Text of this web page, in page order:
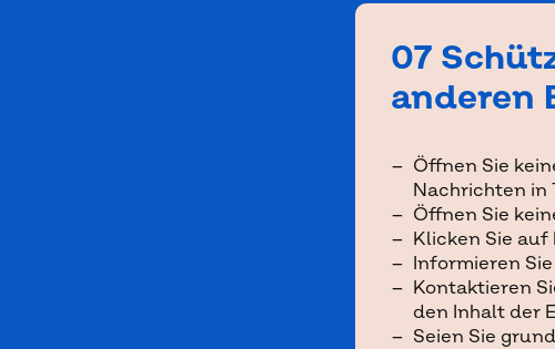
07
anderen
Öffnen Sie
Nachrichten in
Öffnen Sie
Klicken Sie
Informieren
Kontaktieren
den Inhalt der
Seien Sie